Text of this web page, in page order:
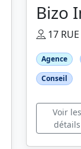
Bizo
17
Agence
Conseil
Voir les
détails